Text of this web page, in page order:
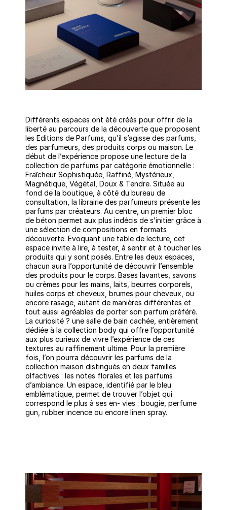
Différents espaces ont été créés pour offrir de la
liberté au parcours de la découverte que proposent
les Editions de Parfums, qu’il s’agisse des parfums,
des parfumeurs, des produits corps ou maison. Le
début de l’expérience propose une lecture de la
collection de parfums par catégorie émotionnelle :
Fraîcheur Sophistiquée, Raffiné, Mystérieux,
Magnétique, Végétal, Doux & Tendre. Située au
fond de la boutique, à côté du bureau de
consultation, la librairie des parfumeurs présente les
parfums par créateurs. Au centre, un premier bloc
de béton permet aux plus indécis de s’initier grâce à
une sélection de compositions en formats
découverte. Evoquant une table de lecture, cet
espace invite à lire, à tester, à sentir et à toucher les
produits qui y sont posés. Entre les deux espaces,
chacun aura l’opportunité de découvrir l’ensemble
des produits pour le corps. Bases lavantes, savons
ou crèmes pour les mains, laits, beurres corporels,
huiles corps et cheveux, brumes pour cheveux, ou
encore rasage, autant de manières différentes et
tout aussi agréables de porter son parfum préféré.
La curiosité ? une salle de bain cachée, entièrement
dédiée à la collection body qui offre l’opportunité
aux plus curieux de vivre l’expérience de ces
textures au raffinement ultime. Pour la première
fois, l’on pourra découvrir les parfums de la
collection maison distingués en deux familles
olfactives : les notes florales et les parfums
d’ambiance. Un espace, identifié par le bleu
emblématique, permet de trouver l’objet qui
correspond le plus à ses en- vies : bougie, perfume
gun, rubber incence ou encore linen spray.